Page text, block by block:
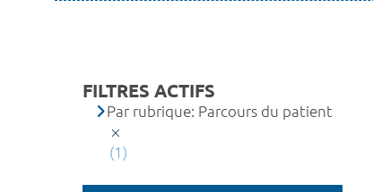
FILTRES ACTIFS
Par rubrique: Parcours du patient
(1)